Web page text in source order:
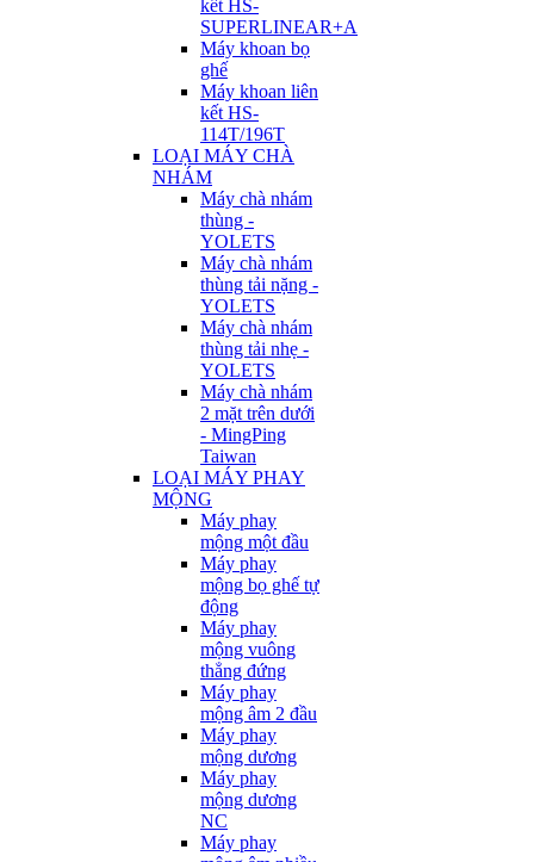
kết HS-
SUPERLINEAR+A
Máy khoan bọ
ghế
Máy khoan liên
kết HS-
114T/196T
LOẠI MÁY CHÀ
NHÁM
Máy chà nhám
thùng -
YOLETS
Máy chà nhám
thùng tải nặng -
YOLETS
Máy chà nhám
thùng tải nhẹ -
YOLETS
Máy chà nhám
2 mặt trên dưới
- MingPing
Taiwan
LOẠI MÁY PHAY
MỘNG
Máy phay
mộng một đầu
Máy phay
mộng bọ ghế tự
động
Máy phay
mộng vuông
thẳng đứng
Máy phay
mộng âm 2 đầu
Máy phay
mộng dương
Máy phay
mộng dương
NC
Máy phay